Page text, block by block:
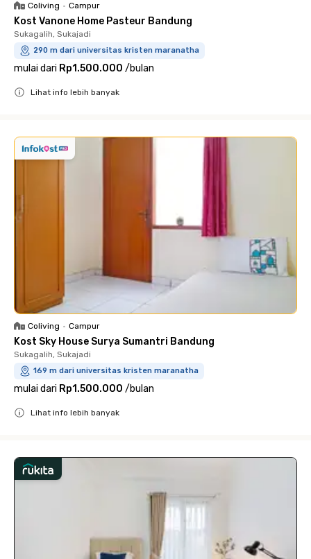
Coliving • Campur
Kost Vanone Home Pasteur Bandung
Sukagalih, Sukajadi
290 m dari universitas kristen maranatha
mulai dari Rp1.500.000 /bulan
Lihat info lebih banyak
Coliving • Campur
Kost Sky House Surya Sumantri Bandung
Sukagalih, Sukajadi
169 m dari universitas kristen maranatha
mulai dari Rp1.500.000 /bulan
Lihat info lebih banyak